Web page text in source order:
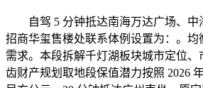
自驾 5 分钟抵达南海万达广场、中
招商华玺售楼处联系体例设置为：。
需求。本段拆解千灯湖板块城市定位
齿财产规划取地段保值潜力按照 2026